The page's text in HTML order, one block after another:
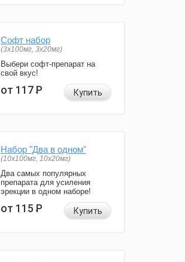
Софт набор
(3x100мг, 3x20мг)
Выбери софт-препарат на
свой вкус!
от 117Р Купить
Набор "Два в одном"
(10x100мг, 10x20мг)
Два самых популярных
препарата для усиления
эрекции в одном наборе!
от 115Р Купить